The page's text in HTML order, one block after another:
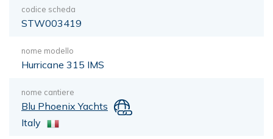
codice scheda
STW003419
nome modello
Hurricane 315 IMS
nome cantiere
Blu Phoenix Yachts
Italy